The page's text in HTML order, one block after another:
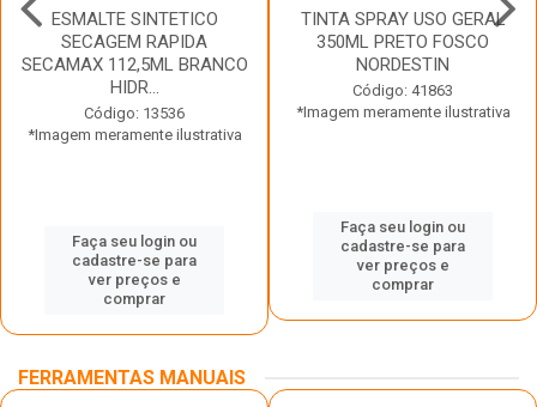
ESMALTE SINTETICO
SECAGEM RAPIDA
SECAMAX 112,5ML BRANCO
HIDR...
Código: 13536
*Imagem meramente ilustrativa
Faça seu login ou
cadastre-se para
ver preços e
comprar
TINTA SPRAY USO GERAL
350ML PRETO FOSCO
NORDESTIN
Código: 41863
*Imagem meramente ilustrativa
Faça seu login ou
cadastre-se para
ver preços e
comprar
FERRAMENTAS MANUAIS